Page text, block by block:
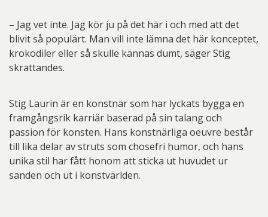
– Jag vet inte. Jag kör ju på det här i och med att det
blivit så populärt. Man vill inte lämna det här konceptet,
krokodiler eller så skulle kännas dumt, säger Stig
skrattandes.
Stig Laurin är en konstnär som har lyckats bygga en
framgångsrik karriär baserad på sin talang och
passion för konsten. Hans konstnärliga oeuvre består
till lika delar av struts som chosefri humor, och hans
unika stil har fått honom att sticka ut huvudet ur
sanden och ut i konstvärlden.